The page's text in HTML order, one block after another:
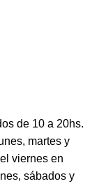
de 10 a 20hs.
martes y
viernes en
sábados y